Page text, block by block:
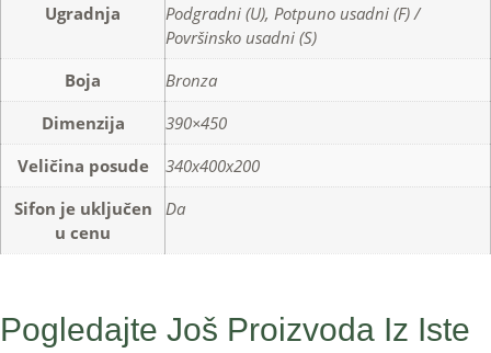
Ugradnja
Podgradni (U), Potpuno usadni (F) /
Površinsko usadni (S)
Boja
Bronza
Dimenzija
390×450
Veličina posude
340x400x200
Sifon je uključen
u cenu
Da
Pogledajte Još Proizvoda Iz Iste